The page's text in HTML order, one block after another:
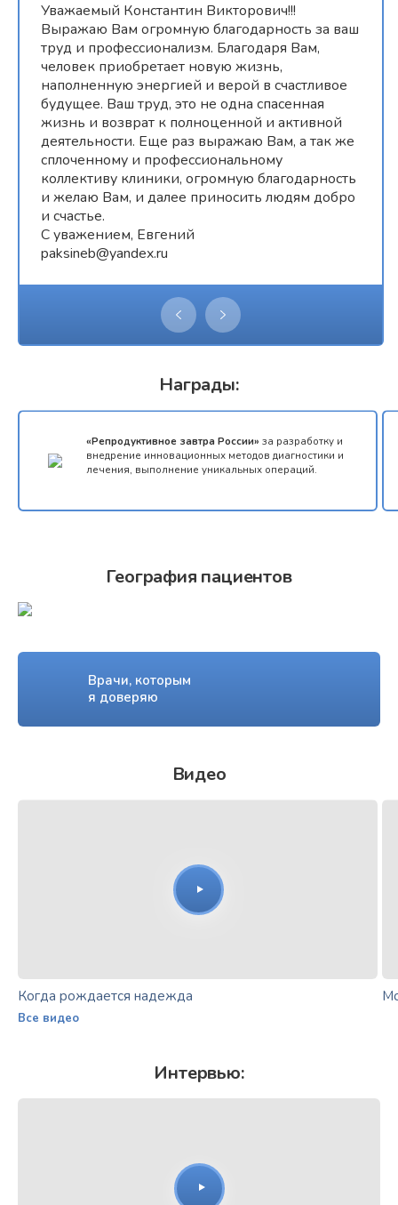
Награды:
«Репродуктивное завтра России» за разработку и
внедрение инновационных методов диагностики и
лечения, выполнение уникальных операций.
География пациентов
Врачи, которым
я доверяю
Видео
Когда рождается надежда
Все видео
Интервью:
Уважаемый Константин Викторович!!!
Выражаю Вам огромную благодарность за ваш
труд и профессионализм. Благодаря Вам,
человек приобретает новую жизнь,
наполненную энергией и верой в счастливое
будущее. Ваш труд, это не одна спасенная
жизнь и возврат к полноценной и активной
деятельности. Еще раз выражаю Вам, а так же
сплоченному и профессиональному
коллективу клиники, огромную благодарность
и желаю Вам, и далее приносить людям добро
и счастье.
С уважением, Евгений
paksineb@yandex.ru